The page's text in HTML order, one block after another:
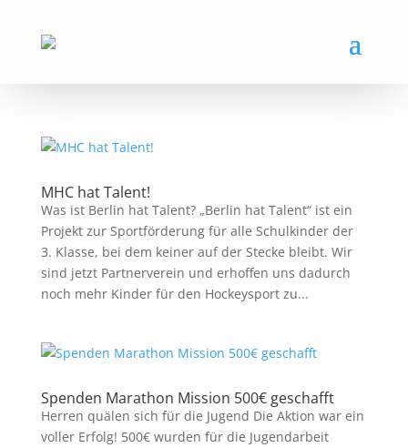
MHC hat Talent!
Was ist Berlin hat Talent? „Berlin hat Talent“ ist ein
Projekt zur Sportförderung für alle Schulkinder der
3. Klasse, bei dem keiner auf der Stecke bleibt. Wir
sind jetzt Partnerverein und erhoffen uns dadurch
noch mehr Kinder für den Hockeysport zu...
Spenden Marathon Mission 500€ geschafft
Herren quälen sich für die Jugend Die Aktion war ein
voller Erfolg! 500€ wurden für die Jugendarbeit